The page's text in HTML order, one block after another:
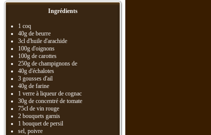
Ingrédients
1 coq
40g de beurre
3cl d'huile d'arachide
100g d'oignons
100g de carottes
250g de champignons de
40g d'échalotes
3 gousses d'ail
40g de farine
1 verre à liqueur de cognac
30g de concentré de tomate
75cl de vin rouge
2 bouquets garnis
1 bouquet de persil
sel, poivre